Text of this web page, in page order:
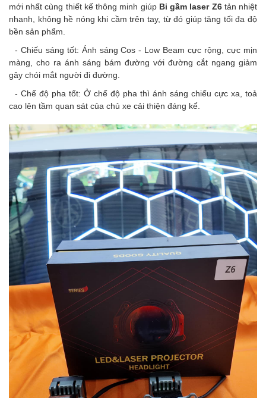
mới nhất cùng thiết kế thông minh giúp Bi gầm laser Z6tản nhiệt
nhanh, không hề nóng khi cầm trên tay, từ đó giúp tăng tối đa độ
bền sản phẩm.
- Chiếu sáng tốt: Ánh sáng Cos - Low Beam cực rộng, cực mịn
màng, cho ra ánh sáng bám đường với đường cắt ngang giảm
gây chói mắt người đi đường.
- Chế độ pha tốt: Ở chế độ pha thì ánh sáng chiếu cực xa, toả
cao lên tầm quan sát của chủ xe cải thiện đáng kể.